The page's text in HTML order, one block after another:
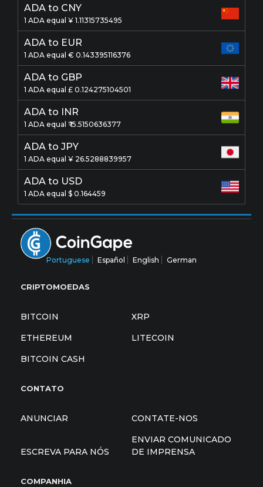
ADA to CNY
1 ADA equal ¥ 1.11315735495
ADA to EUR
1 ADA equal € 0.143395116376
ADA to GBP
1 ADA equal £ 0.124275104501
ADA to INR
1 ADA equal ₹ 15.5150636377
ADA to JPY
1 ADA equal ¥ 26.5288839957
ADA to USD
1 ADA equal $ 0.164459
Portuguese Español English German
CRIPTOMOEDAS
BITCOIN
XRP
ETHEREUM
LITECOIN
BITCOIN CASH
CONTATO
ANUNCIAR CONTATE-NOS
ESCREVA PARA NÓS
ENVIAR COMUNICADO
DE IMPRENSA
COMPANHIA